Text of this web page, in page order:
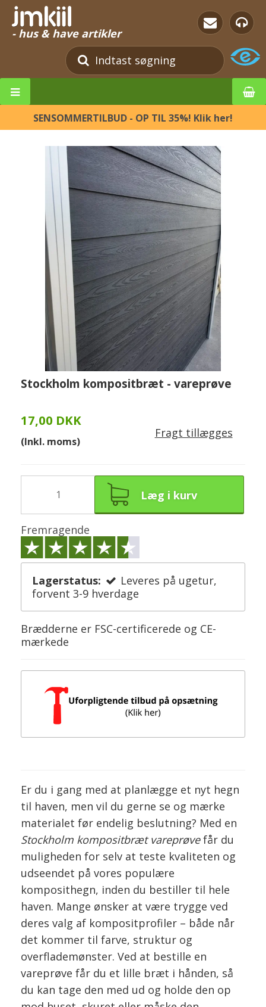
- hus & have artikler
SENSOMMERTILBUD - OP TIL 35%! Klik her!
Stockholm kompositbræt - vareprøve
17,00 DKK
(Inkl. moms)
Fragt tillægges
Læg i kurv
Fremragende
Lagerstatus:
Leveres på ugetur,
forvent 3-9 hverdage
Brædderne er FSC-certificerede og CE-
mærkede
Er du i gang med at planlægge et nyt hegn
til haven, men vil du gerne se og mærke
materialet før endelig beslutning? Med en
Stockholm kompositbræt vareprøvefår du
muligheden for selv at teste kvaliteten og
udseendet på vores populære
komposithegn, inden du bestiller til hele
haven. Mange ønsker at være trygge ved
deres valg af kompositprofiler – både når
det kommer til farve, struktur og
overflademønster. Ved at bestille en
vareprøve får du et lille bræt i hånden, så
du kan tage den med ud og holde den op